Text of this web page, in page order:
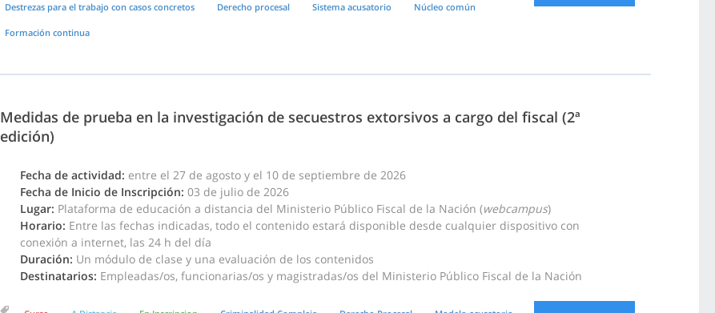
Destrezas para el trabajo con casos concretos Derecho procesal Sistema acusatorio Núcleo común
Formación continua
Medidas de prueba en la investigación de secuestros extorsivos a cargo del fiscal (2ª
edición)
Fecha de actividad: entre el 27 de agosto y el 10 de septiembre de 2026
Fecha de Inicio de Inscripción: 03 de julio de 2026
Lugar: Plataforma de educación a distancia del Ministerio Público Fiscal de la Nación (webcampus)
Horario: Entre las fechas indicadas, todo el contenido estará disponible desde cualquier dispositivo con
conexión a internet, las 24 h del día
Duración: Un módulo de clase y una evaluación de los contenidos
Destinatarios: Empleadas/os, funcionarias/os y magistradas/os del Ministerio Público Fiscal de la Nación